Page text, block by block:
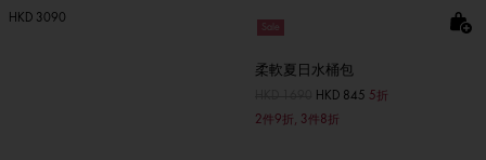
HKD 3090
Sale
柔軟夏日水桶包
至HKD 845 5折
2件9折, 3件8折